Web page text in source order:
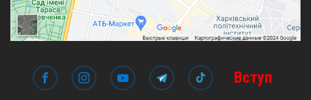
Вступ